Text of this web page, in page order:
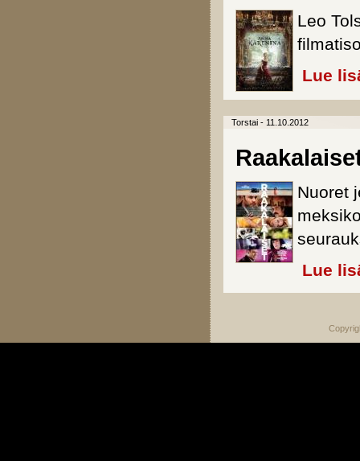
Leo
Lue
Torstai - 11.10.2012
Nuoret
Lue